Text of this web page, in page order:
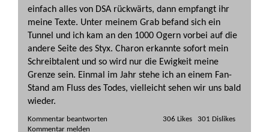
einfach alles von DSA rückwärts, dann empfangt ihr
meine Texte. Unter meinem Grab befand sich ein
Tunnel und ich kam an den 1000 Ogern vorbei auf die
andere Seite des Styx. Charon erkannte sofort mein
Schreibtalent und so wird nur die Ewigkeit meine
Grenze sein. Einmal im Jahr stehe ich an einem Fan-
Stand am Fluss des Todes, vielleicht sehen wir uns bald
wieder.
Kommentar beantworten
306 Likes   301 Dislikes